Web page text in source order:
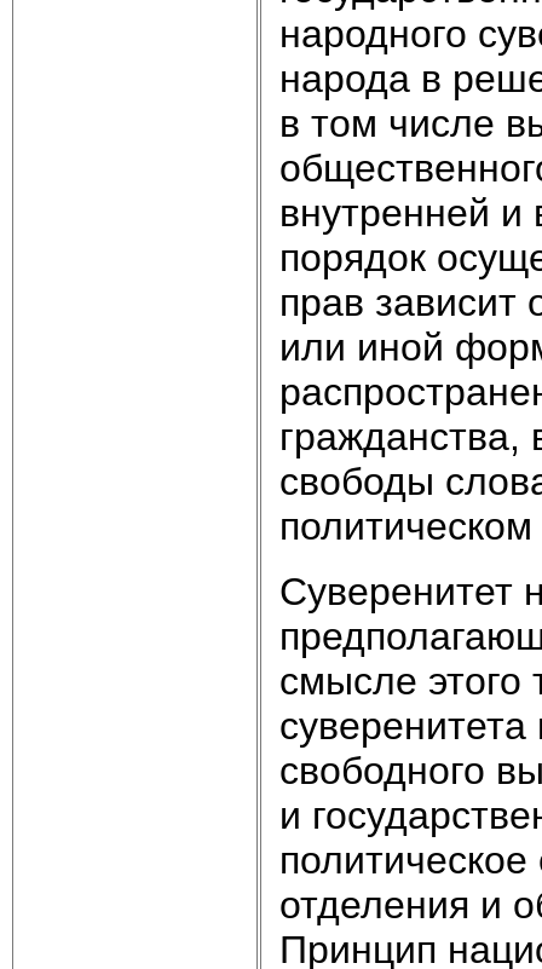
народного
народа в
в том числе
внутренней
порядок
прав зависит
или иной
гражданства,
свободы
Суверенитет
смысле этого
свободного
и
отделения и
Принцип